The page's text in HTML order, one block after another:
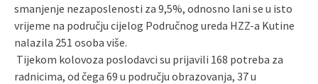
smanjenje nezaposlenosti za 9,5%, odnosno lani se u isto
vrijeme na području cijelog Područnog ureda HZZ-a Kutine
nalazila 251 osoba više.
Tijekom kolovoza poslodavci su prijavili 168 potreba za
radnicima, od čega 69 u području obrazovanja, 37 u